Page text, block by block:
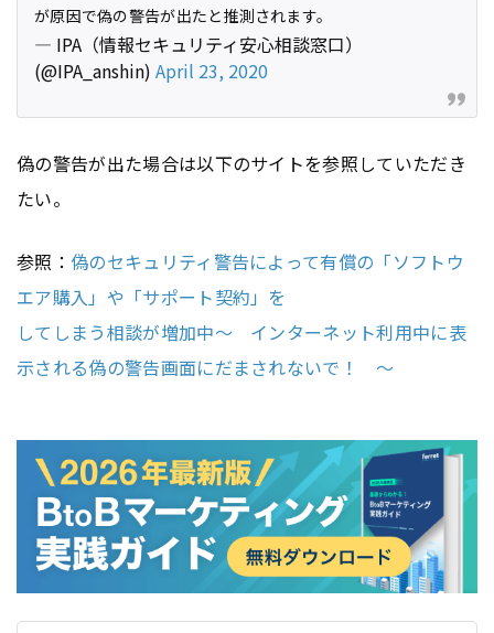
が原因で偽の警告が出たと推測されます。
— IPA（情報セキュリティ安心相談窓口）
(@IPA_anshin) April 23, 2020
偽の警告が出た場合は以下のサイトを参照していただき
たい。
参照： 偽のセキュリティ警告によって有償の「ソフトウ
エア購入」や「サポート契約」を
してしまう相談が増加中～ インターネット利用中に表
示される偽の警告画面にだまされないで！ ～